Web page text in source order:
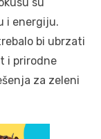
i energiju.
bi ubrzati
i prirodne
za zeleni